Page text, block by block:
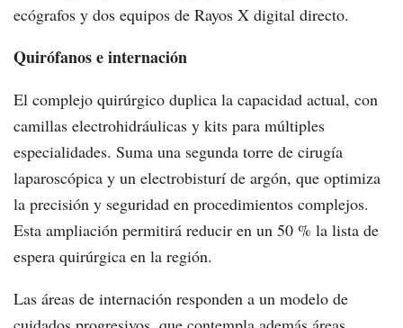
ecógrafos y dos equipos de Rayos X digital directo.
Quirófanos e internación
El complejo quirúrgico duplica la capacidad actual, con
camillas electrohidráulicas y kits para múltiples
especialidades. Suma una segunda torre de cirugía
laparoscópica y un electrobisturí de argón, que optimiza
la precisión y seguridad en procedimientos complejos.
Esta ampliación permitirá reducir en un 50 % la lista de
espera quirúrgica en la región.
Las áreas de internación responden a un modelo de